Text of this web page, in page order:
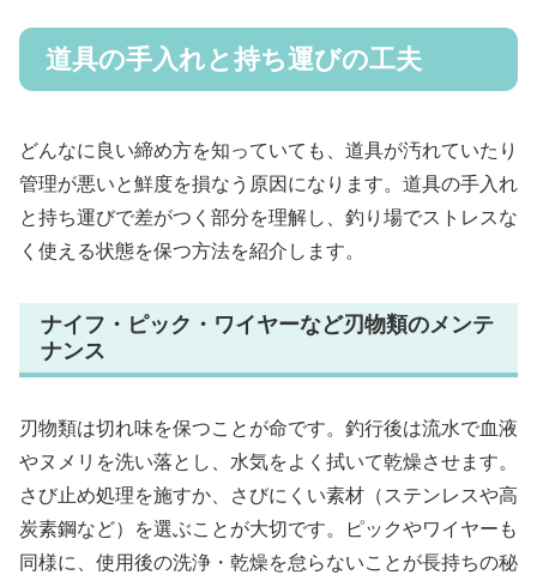
道具の手入れと持ち運びの工夫
どんなに良い締め方を知っていても、道具が汚れていたり
管理が悪いと鮮度を損なう原因になります。道具の手入れ
と持ち運びで差がつく部分を理解し、釣り場でストレスな
く使える状態を保つ方法を紹介します。
ナイフ・ピック・ワイヤーなど刃物類のメンテ
ナンス
刃物類は切れ味を保つことが命です。釣行後は流水で血液
やヌメリを洗い落とし、水気をよく拭いて乾燥させます。
さび止め処理を施すか、さびにくい素材（ステンレスや高
炭素鋼など）を選ぶことが大切です。ピックやワイヤーも
同様に、使用後の洗浄・乾燥を怠らないことが長持ちの秘